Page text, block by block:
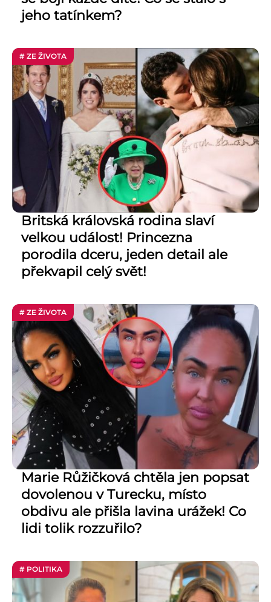
jeho tatínkem?
# ZE ŽIVOTA
Britská královská rodina slaví
velkou událost! Princezna
porodila dceru, jeden detail ale
překvapil celý svět!
# ZE ŽIVOTA
Marie Růžičková chtěla jen popsat
dovolenou v Turecku, místo
obdivu ale přišla lavina urážek! Co
lidi tolik rozzuřilo?
# POLITIKA